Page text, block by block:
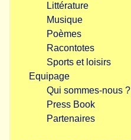
Littérature
Musique
Poèmes
Racontotes
Sports et loisirs
Equipage
Qui sommes-nous ?
Press Book
Partenaires